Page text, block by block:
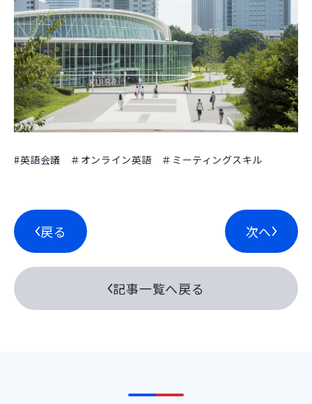
#英語会議 ＃オンライン英語 ＃ミーティングスキル
戻る
記事一覧へ戻る
次へ